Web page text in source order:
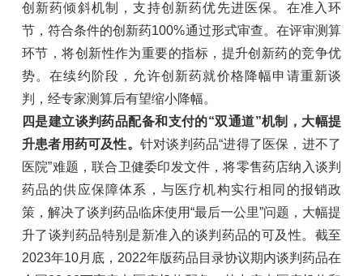
创新药倾斜机制，支持创新药优先进医保。在准入环
节，符合条件的创新药100%通过形式审查。在评审测算
环节，将创新性作为重要的指标，提升创新药的竞争优
势。在续约阶段，允许创新药就价格降幅申请重新谈
判，经专家测算后有望缩小降幅。
四是建立谈判药品配备和支付的“双通道”机制，大幅提
升患者用药可及性。 针对谈判药品“进得了医保，进不了
医院”难题，联合卫健委印发文件，将零售药店纳入谈判
药品的供应保障体系，与医疗机构实行相同的报销政
策，解决了谈判药品临床使用“最后一公里”问题，大幅提
升了谈判药品特别是新准入的谈判药品的可及性。截至
2023年10月底，2022年版药品目录协议期内谈判药品在